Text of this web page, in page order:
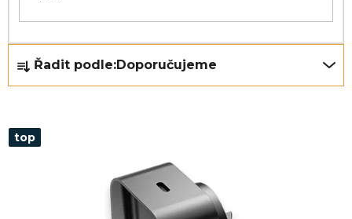
a
e
n
Řadit podle:Doporučujeme
top